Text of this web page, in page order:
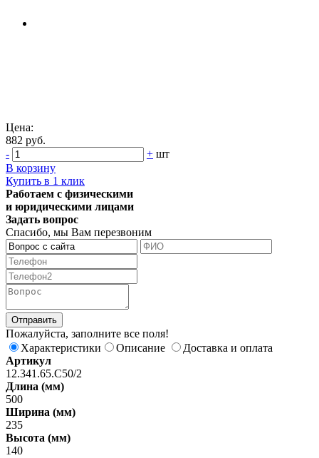
Цена:
882 руб.
-
+ шт
В корзину
Купить в 1 клик
Работаем с физическими
и юридическими лицами
Задать вопрос
Спасибо, мы Вам перезвоним
Пожалуйста, заполните все поля!
Характеристики
Описание
Доставка и оплата
Артикул
12.341.65.С50/2
Длина (мм)
500
Ширина (мм)
235
Высота (мм)
140